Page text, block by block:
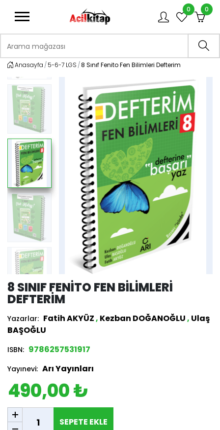
0 0
Anasayfa 5-6-7 LGS 8 Sınıf Fenito Fen Bilimleri Defterim
8 SINIF FENITO FEN BILIMLERI
DEFTERIM
Yazarlar: Fatih AKYÜZ, Kezban DOĞANOĞLU, Ulaş
BAŞOĞLU
ISBN: 9786257531917
Yayınevi: Arı Yayınları
490,00 ₺
SEPETE EKLE
SEPETE EKLE